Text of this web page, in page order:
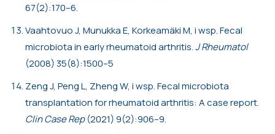
67(2):170–6.
Vaahtovuo J, Munukka E, Korkeamäki M, i wsp. Fecal
microbiota in early rheumatoid arthritis.J Rheumatol
(2008) 35(8):1500–5
Zeng J, Peng L, Zheng W, i wsp. Fecal microbiota
transplantation for rheumatoid arthritis: A case report.
Clin Case Rep(2021) 9(2):906–9.